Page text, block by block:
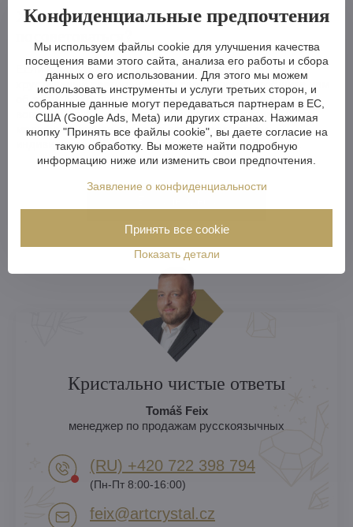
Хотите люстру на заказ? Или просто
Если вы архитектор, дизайнер или подбираете
хрустальный светильник для своего дома, сообщите нам
об этом. Мы будем рады проконсультировать вас по
вопросам выбора подходящей люстры и вариантов ее
модификации или вместе с вами разработаем
индивидуальный светильник для вашего интерьера.
Кристально чистые ответы
Tomáš Feix
менеджер по продажам русскоязычных
(RU) +420 722 398 794​
(Пн-Пт 8:00-16:00)
feix​@artcrystal​.cz
Конфиденциальные предпочтения
Мы используем файлы cookie для улучшения качества
посещения вами этого сайта, анализа его работы и сбора
данных о его использовании. Для этого мы можем
использовать инструменты и услуги третьих сторон, и
собранные данные могут передаваться партнерам в ЕС,
США (Google Ads, Meta) или других странах. Нажимая
кнопку "Принять все файлы cookie", вы даете согласие на
такую обработку. Вы можете найти подробную
информацию ниже или изменить свои предпочтения.
Заявление о конфиденциальности
Показать детали
Принять все cookie